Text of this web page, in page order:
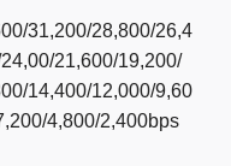
31,200/28,800/26,4
21,600/19,200/
14,400/12,000/9,60
4,800/2,400bps